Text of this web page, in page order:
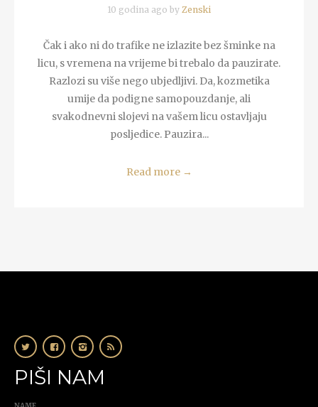
10 godina ago by Zenski
Čak i ako ni do trafike ne izlazite bez šminke na
licu, s vremena na vrijeme bi trebalo da pauzirate.
Razlozi su više nego ubjedljivi. Da, kozmetika
umije da podigne samopouzdanje, ali
svakodnevni slojevi na vašem licu ostavljaju
posljedice. Pauzira...
Read more →
PIŠI NAM